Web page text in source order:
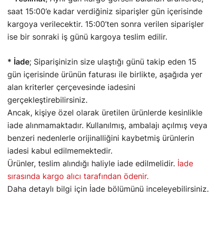
saat 15:00’e kadar verdiğiniz siparişler gün içerisinde
kargoya verilecektir. 15:00’ten sonra verilen siparişler
ise bir sonraki iş günü kargoya teslim edilir.
* İade; Siparişinizin size ulaştığı günü takip eden 15
gün içerisinde ürünün faturası ile birlikte, aşağıda yer
alan kriterler çerçevesinde iadesini
gerçekleştirebilirsiniz.
Ancak, kişiye özel olarak üretilen ürünlerde kesinlikle
iade alınmamaktadır. Kullanılmış, ambalajı açılmış veya
benzeri nedenlerle orijinalliğini kaybetmiş ürünlerin
iadesi kabul edilmemektedir.
Ürünler, teslim alındığı haliyle iade edilmelidir. İade
sırasında kargo alıcı tarafından ödenir.
Daha detaylı bilgi için İade bölümünü inceleyebilirsiniz.